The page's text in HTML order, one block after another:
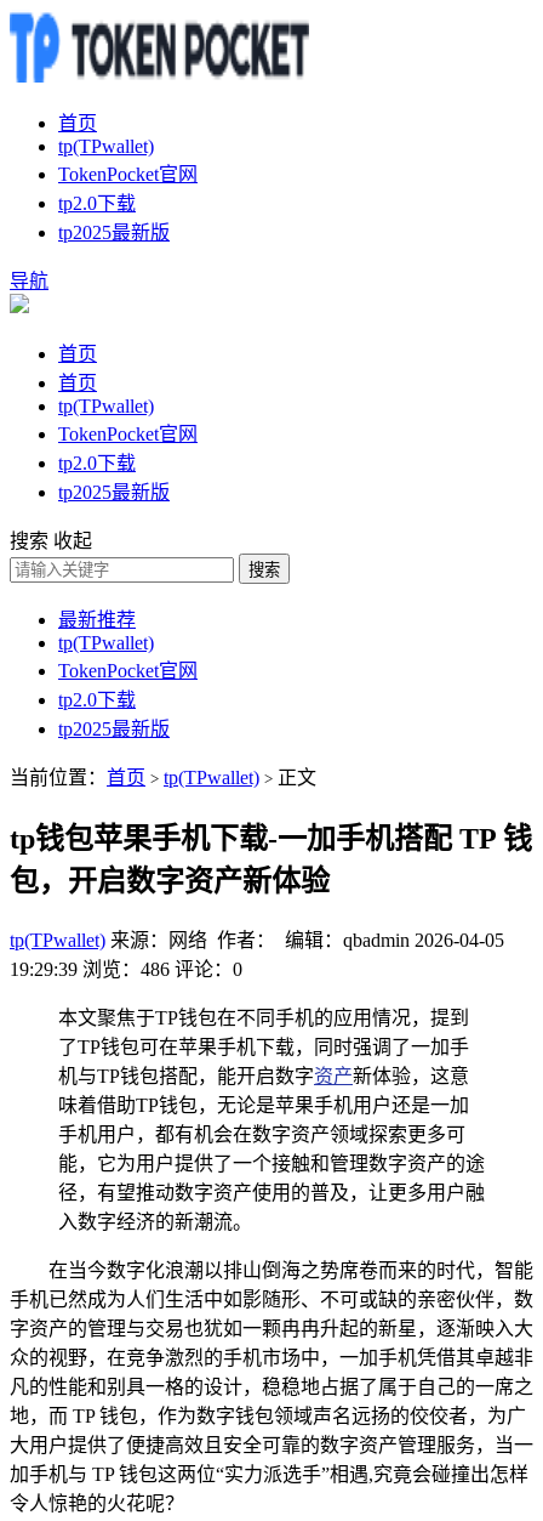
首页
tp(TPwallet)
TokenPocket官网
tp2.0下载
tp2025最新版
导航
首页
首页
tp(TPwallet)
TokenPocket官网
tp2.0下载
tp2025最新版
搜索 收起
搜索
最新推荐
tp(TPwallet)
TokenPocket官网
tp2.0下载
tp2025最新版
当前位置： 首页 > tp(TPwallet) > 正文
tp钱包苹果手机下载-一加手机搭配 TP 钱
包，开启数字资产新体验
tp(TPwallet) 来源：网络 作者： 编辑：qbadmin 2026-04-05
19:29:39 浏览：486 评论：0
本文聚焦于TP钱包在不同手机的应用情况，提到
了TP钱包可在苹果手机下载，同时强调了一加手
机与TP钱包搭配，能开启数字资产新体验，这意
味着借助TP钱包，无论是苹果手机用户还是一加
手机用户，都有机会在数字资产领域探索更多可
能，它为用户提供了一个接触和管理数字资产的途
径，有望推动数字资产使用的普及，让更多用户融
入数字经济的新潮流。
在当今数字化浪潮以排山倒海之势席卷而来的时代，智能
手机已然成为人们生活中如影随形、不可或缺的亲密伙伴，数
字资产的管理与交易也犹如一颗冉冉升起的新星，逐渐映入大
众的视野，在竞争激烈的手机市场中，一加手机凭借其卓越非
凡的性能和别具一格的设计，稳稳地占据了属于自己的一席之
地，而 TP 钱包，作为数字钱包领域声名远扬的佼佼者，为广
大用户提供了便捷高效且安全可靠的数字资产管理服务，当一
加手机与 TP 钱包这两位“实力派选手”相遇,究竟会碰撞出怎样
令人惊艳的火花呢？